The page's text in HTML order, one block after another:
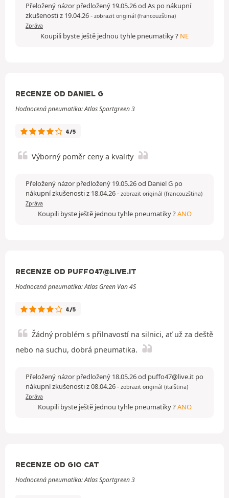
Přeložený názor předložený 19.05.26 od As po nákupní
zkušenosti z 19.04.26- zobrazit originál (francouzština)
Zpráva
Koupili byste ještě jednou tyhle pneumatiky ? NE
RECENZE OD DANIEL G
Hodnocená pneumatika: Atlas Sportgreen 3
4/5
Výborný poměr ceny a kvality
Přeložený názor předložený 19.05.26 od Daniel G po
nákupní zkušenosti z 18.04.26- zobrazit originál (francouzština)
Zpráva
Koupili byste ještě jednou tyhle pneumatiky ?ANO
RECENZE OD PUFFO47@LIVE.IT
Hodnocená pneumatika: Atlas Green Van 4S
4/5
Žádný problém s přilnavostí na silnici, ať už za deště
nebo na suchu, dobrá pneumatika.
Přeložený názor předložený 18.05.26 od puffo47@live.it po
nákupní zkušenosti z 08.04.26- zobrazit originál (italština)
Zpráva
Koupili byste ještě jednou tyhle pneumatiky ?ANO
RECENZE OD GIO CAT
Hodnocená pneumatika: Atlas Sportgreen 3